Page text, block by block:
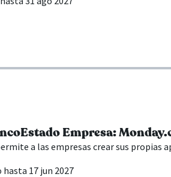
Empresa:
a las empresas crear sus propias
hasta 17 jun 2027